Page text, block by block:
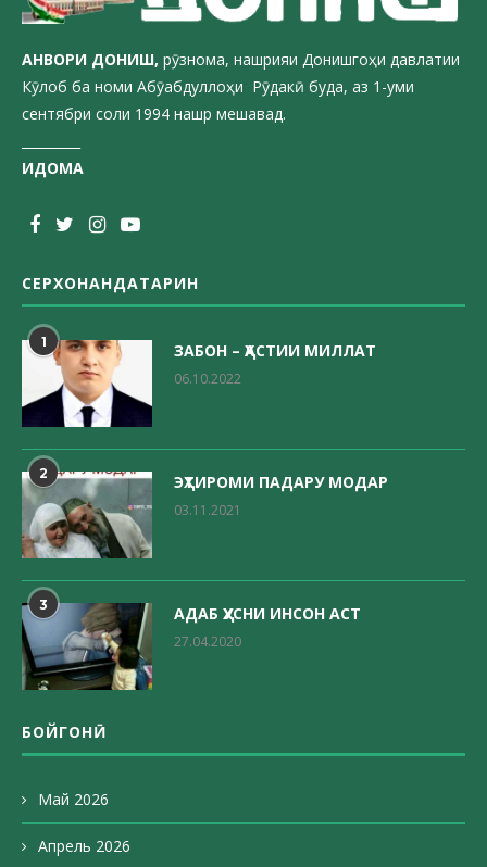
АНВОРИ ДОНИШ, рӯзнома, нашрияи Донишгоҳи давлатии
Кӯлоб ба номи Абӯабдуллоҳи Рӯдакӣ буда, аз 1-уми
сентябри соли 1994 нашр мешавад.
ИДОМА
СЕРХОНАНДАТАРИН
1 ЗАБОН – ҲАСТИИ МИЛЛАТ
06.10.2022
2 ЭҲТИРОМИ ПАДАРУ МОДАР
03.11.2021
3 АДАБ ҲУСНИ ИНСОН АСТ
27.04.2020
БОЙГОНӢ
Май 2026
Апрель 2026